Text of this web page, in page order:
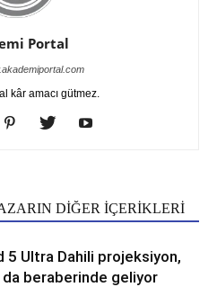
Portal
kâr amacı gütmez.
DİĞER İÇERİKLERİ
5 Ultra Dahili projeksiyon,
da beraberinde geliyor